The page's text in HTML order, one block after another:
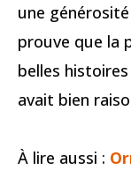
une
prouve que la
belles
avait bien
À lire aussi :